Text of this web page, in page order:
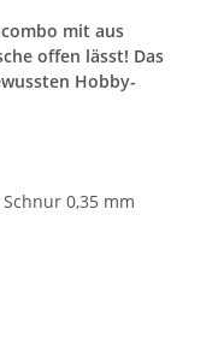
mit aus
offen lässt! Das
Hobby-
0,35 mm